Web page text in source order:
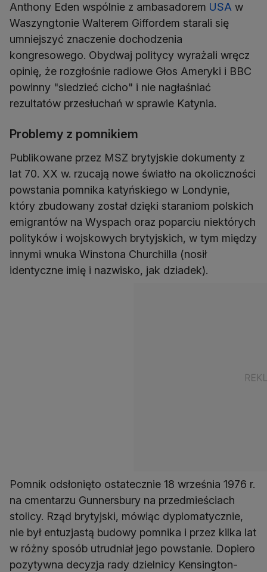
Anthony Eden wspólnie z ambasadorem USA w
Waszyngtonie Walterem Giffordem starali się
umniejszyć znaczenie dochodzenia
kongresowego. Obydwaj politycy wyrażali wręcz
opinię, że rozgłośnie radiowe Głos Ameryki i BBC
powinny "siedzieć cicho" i nie nagłaśniać
rezultatów przesłuchań w sprawie Katynia.
Problemy z pomnikiem
Publikowane przez MSZ brytyjskie dokumenty z
lat 70. XX w. rzucają nowe światło na okoliczności
powstania pomnika katyńskiego w Londynie,
który zbudowany został dzięki staraniom polskich
emigrantów na Wyspach oraz poparciu niektórych
polityków i wojskowych brytyjskich, w tym między
innymi wnuka Winstona Churchilla (nosił
identyczne imię i nazwisko, jak dziadek).
Pomnik odsłonięto ostatecznie 18 września 1976 r.
na cmentarzu Gunnersbury na przedmieściach
stolicy. Rząd brytyjski, mówiąc dyplomatycznie,
nie był entuzjastą budowy pomnika i przez kilka lat
w różny sposób utrudniał jego powstanie. Dopiero
pozytywna decyzja rady dzielnicy Kensington-